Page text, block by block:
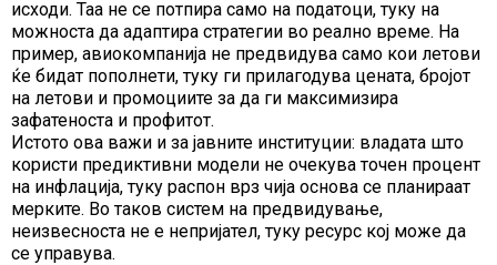
исходи. Таа не се потпира само на податоци, туку на
можноста да адаптира стратегии во реално време. На
пример, авиокомпанија не предвидува само кои летови
ќе бидат пополнети, туку ги прилагодува цената, бројот
на летови и промоциите за да ги максимизира
зафатеноста и профитот.
Истото ова важи и за јавните институции: владата што
користи предиктивни модели не очекува точен процент
на инфлација, туку распон врз чија основа се планираат
мерките. Во таков систем на предвидување,
неизвесноста не е непријател, туку ресурс кој може да
се управува.